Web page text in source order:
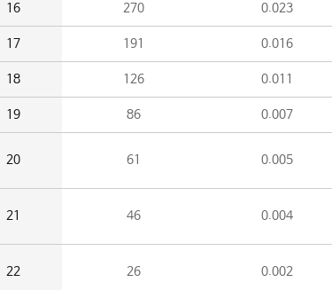
16 270 0.023
17 191 0.016
18 126 0.011
19 86 0.007
20 61 0.005
21 46 0.004
22 26 0.002